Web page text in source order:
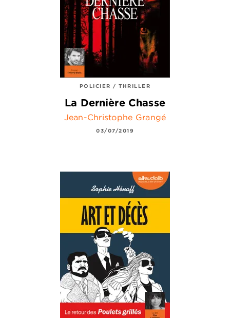
POLICIER / THRILLER
La Dernière Chasse
Jean-Christophe Grangé
03/07/2019